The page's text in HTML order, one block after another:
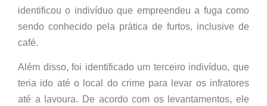
identificou o indivíduo que empreendeu a fuga como
sendo conhecido pela prática de furtos, inclusive de
café.
Além disso, foi identificado um terceiro indivíduo, que
teria ido até o local do crime para levar os infratores
até a lavoura. De acordo com os levantamentos, ele